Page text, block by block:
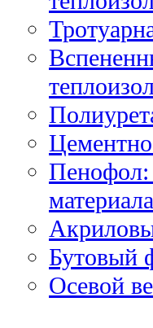
Пенофол:
материала
Бутовый
Осевой